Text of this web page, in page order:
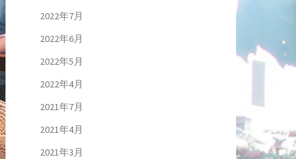
2022年7月
2022年6月
2022年5月
2022年4月
2021年7月
2021年4月
2021年3月